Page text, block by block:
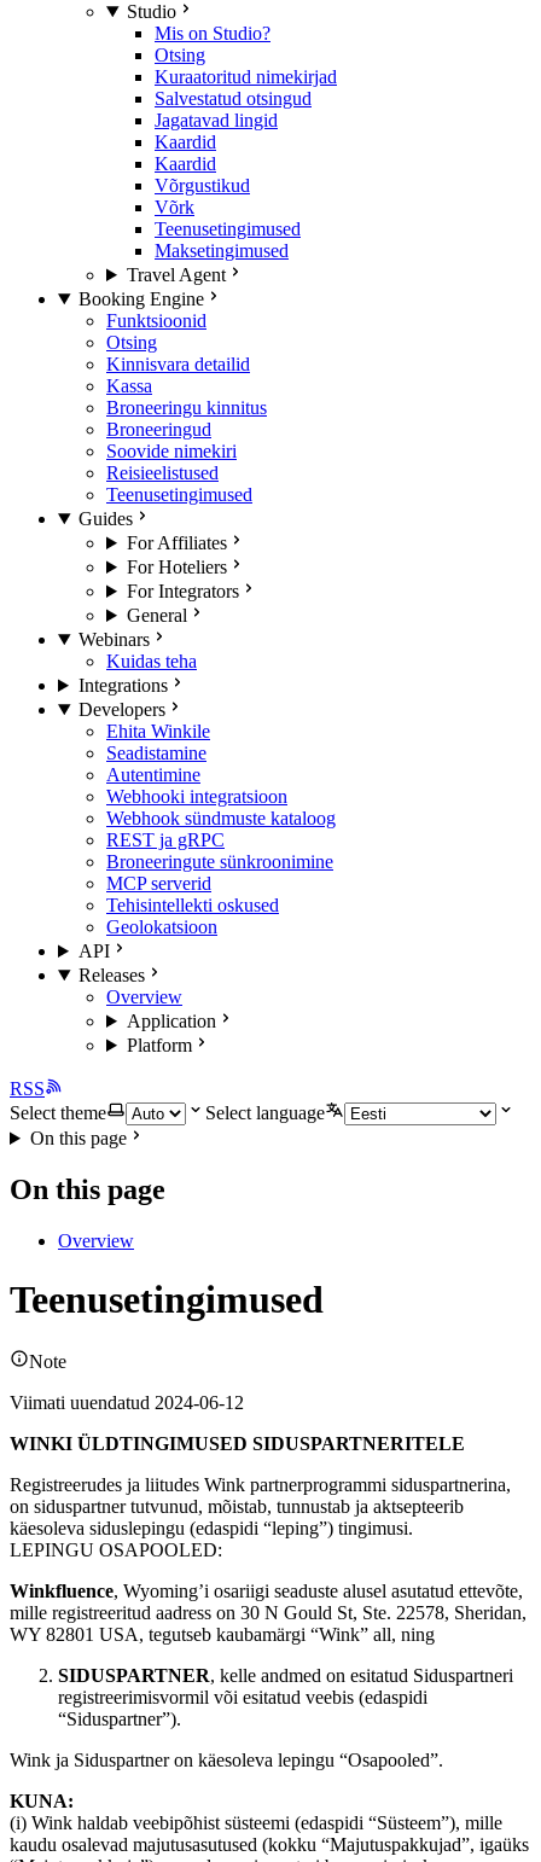
Studio
Mis on Studio?
Otsing
Kuraatoritud nimekirjad
Salvestatud otsingud
Jagatavad lingid
Kaardid
Kaardid
Võrgustikud
Võrk
Teenusetingimused
Maksetingimused
Travel Agent
Booking Engine
Funktsioonid
Otsing
Kinnisvara detailid
Kassa
Broneeringu kinnitus
Broneeringud
Soovide nimekiri
Reisieelistused
Teenusetingimused
Guides
For Affiliates
For Hoteliers
For Integrators
General
Webinars
Kuidas teha
Integrations
Developers
Ehita Winkile
Seadistamine
Autentimine
Webhooki integratsioon
Webhook sündmuste kataloog
REST ja gRPC
Broneeringute sünkroonimine
MCP serverid
Tehisintellekti oskused
Geolokatsioon
API
Releases
Overview
Application
Platform
RSS
Select theme
Select language
On this page
On this page
Overview
Teenusetingimused
Note
Viimati uuendatud 2024-06-12
WINKI ÜLDTINGIMUSED SIDUSPARTNERITELE
Registreerudes ja liitudes Wink partnerprogrammi siduspartnerina,
on siduspartner tutvunud, mõistab, tunnustab ja aktsepteerib
käesoleva siduslepingu (edaspidi “leping”) tingimusi.
LEPINGU OSAPOOLED:
Winkfluence, Wyoming’i osariigi seaduste alusel asutatud ettevõte,
mille registreeritud aadress on 30 N Gould St, Ste. 22578, Sheridan,
WY 82801 USA, tegutseb kaubamärgi “Wink” all, ning
SIDUSPARTNER, kelle andmed on esitatud Siduspartneri
registreerimisvormil või esitatud veebis (edaspidi
“Siduspartner”).
Wink ja Siduspartner on käesoleva lepingu “Osapooled”.
KUNA:
(i) Wink haldab veebipõhist süsteemi (edaspidi “Süsteem”), mille
kaudu osalevad majutusasutused (kokku “Majutuspakkujad”, igaüks